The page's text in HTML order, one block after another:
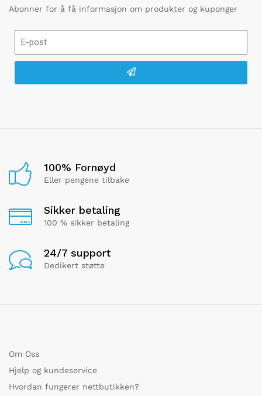
Abonner for å få informasjon om produkter og kuponger
100% Fornøyd
Eller pengene tilbake
Sikker betaling
100 % sikker betaling
24/7 support
Dedikert støtte
Om Oss
Hjelp og kundeservice
Hvordan fungerer nettbutikken?